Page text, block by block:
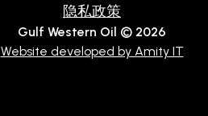
隐私政策
Gulf Western Oil © 2026
Website developed by Amity IT